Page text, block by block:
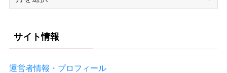
イ
サイト情報
運営者情報・プロフィール